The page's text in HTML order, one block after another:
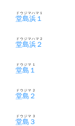
堂島浜１
ドウジマハマ１
堂島浜２
ドウジマハマ２
堂島１
ドウジマ１
堂島２
ドウジマ２
堂島３
ドウジマ３